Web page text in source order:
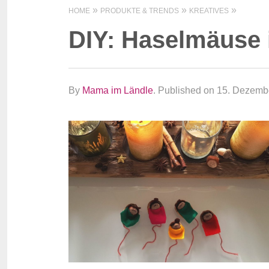
HOME PRODUKTE & TRENDS KREATIVES
DIY:
By Mama im Ländle. Published on 15.